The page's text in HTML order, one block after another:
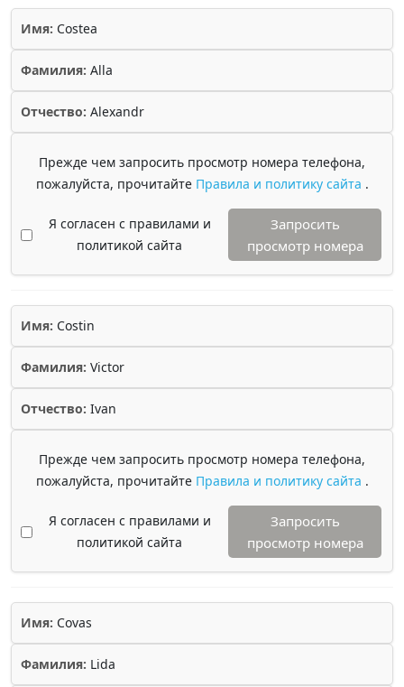
Имя: Costea
Фамилия: Alla
Отчество: Alexandr
Прежде чем запросить просмотр номера телефона,
пожалуйста, прочитайте Правила и политику сайта .
Я согласен с правилами и
политикой сайта
Запросить
просмотр номера
Имя: Costin
Фамилия: Victor
Отчество: Ivan
Прежде чем запросить просмотр номера телефона,
пожалуйста, прочитайте Правила и политику сайта .
Я согласен с правилами и
политикой сайта
Запросить
просмотр номера
Имя: Covas
Фамилия: Lida